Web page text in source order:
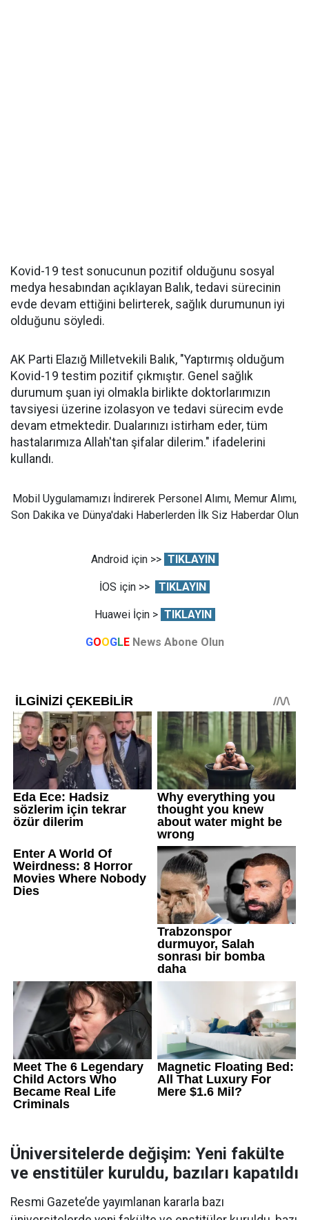
Kovid-19 test sonucunun pozitif olduğunu sosyal
medya hesabından açıklayan Balık, tedavi sürecinin
evde devam ettiğini belirterek, sağlık durumunun iyi
olduğunu söyledi.
AK Parti Elazığ Milletvekili Balık, "Yaptırmış olduğum
Kovid-19 testim pozitif çıkmıştır. Genel sağlık
durumum şuan iyi olmakla birlikte doktorlarımızın
tavsiyesi üzerine izolasyon ve tedavi sürecim evde
devam etmektedir. Dualarınızı istirham eder, tüm
hastalarımıza Allah'tan şifalar dilerim." ifadelerini
kullandı.
Mobil Uygulamamızı İndirerek Personel Alımı, Memur Alımı,
Son Dakika ve Dünya'daki Haberlerden İlk Siz Haberdar Olun
Android için >> TIKLAYIN
İOS için >> TIKLAYIN
Huawei İçin > TIKLAYIN
GOOGLE News Abone Olun
Üniversitelerde değişim: Yeni fakülte
ve enstitüler kuruldu, bazıları kapatıldı
Resmi Gazete’de yayımlanan kararla bazı